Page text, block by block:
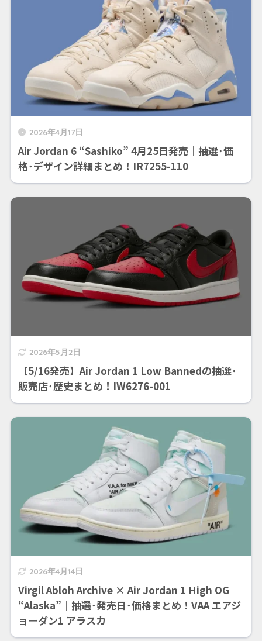
2026年4月17日
Air Jordan 6 “Sashiko” 4月25日発売｜抽選･価
格･デザイン詳細まとめ！IR7255-110
2026年5月2日
【5/16発売】Air Jordan 1 Low Bannedの抽選･
販売店･歴史まとめ！IW6276-001
2026年4月14日
Virgil Abloh Archive × Air Jordan 1 High OG
“Alaska”｜抽選･発売日･価格まとめ！VAA エアジ
ョーダン1 アラスカ